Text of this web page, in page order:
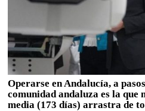
Operarse en Andalucía, a
comunidad andaluza es la
media (173 días) arrastra de